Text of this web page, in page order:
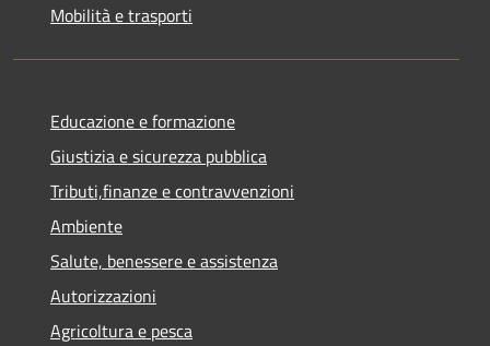
Mobilità e trasporti
Educazione e formazione
Giustizia e sicurezza pubblica
Tributi,finanze e contravvenzioni
Ambiente
Salute, benessere e assistenza
Autorizzazioni
Agricoltura e pesca